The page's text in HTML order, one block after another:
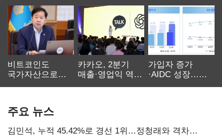
비트코인도
국가자산으로…'
카카오, 2분기
매출·영업익 역대
가입자 증가
·AIDC 성장…
주요 뉴스
김민석, 누적 45.42%로 경선 1위…정청래와 격차